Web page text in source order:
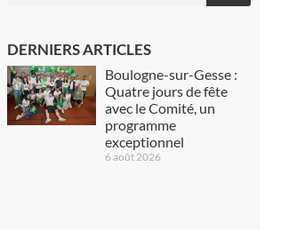
DERNIERS ARTICLES
Boulogne-sur-Gesse :
Quatre jours de fête
avec le Comité, un
programme
exceptionnel
6 août 2026